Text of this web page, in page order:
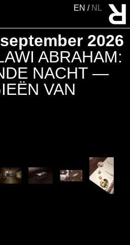
EN NL
2026
ABRAHAM:
NACHT —
VAN